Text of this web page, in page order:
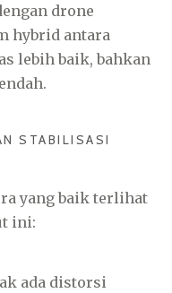
drone
hybrid antara
lebih baik, bahkan
STABILISASI
yang baik terlihat
ini:
ada distorsi